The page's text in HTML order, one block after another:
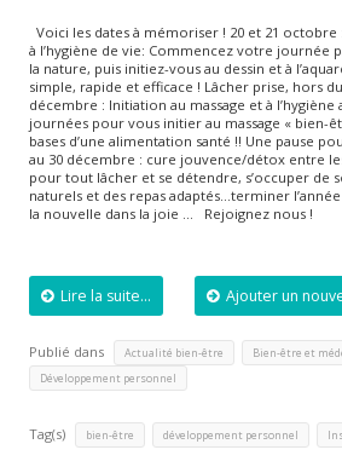
Voici les dates à mémoriser ! 20 et 21 octobre
à l’hygiène de vie: Commencez votre journée
la nature, puis initiez-vous au dessin et à
simple, rapide et efficace ! Lâcher prise, hors
décembre : Initiation au massage et à
journées pour vous initier au massage « bien-
bases d’une alimentation santé !! Une pause
au 30 décembre : cure jouvence/détox entre
pour tout lâcher et se détendre, s’occuper de
naturels et des repas adaptés…terminer
la nouvelle dans la joie … Rejoignez nous !
Lire la suite... Ajouter un
Publié dans Actualité bien-être Bien-être et
Développement personnel
Tag(s) bien-être développement personnel